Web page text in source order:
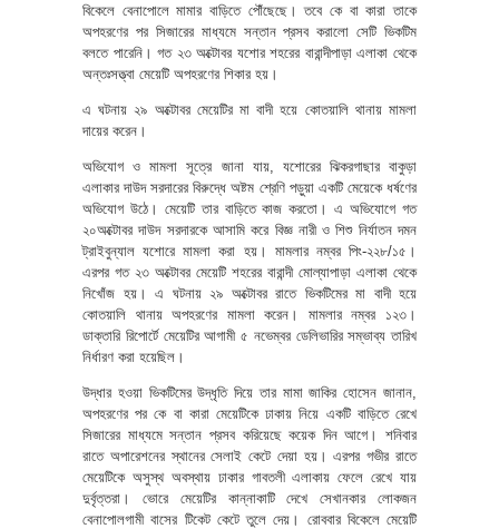
বিকেলে বেনাপোলে মামার বাড়িতে পৌঁছেছে। তবে কে বা কারা তাকে
অপহরণের পর সিজারের মাধ্যমে সন্তান প্রসব করালো সেটি ভিকটিম
বলতে পারেনি। গত ২৩ অক্টোবর যশোর শহরের বারান্দীপাড়া এলাকা থেকে
অন্তঃসত্ত্বা মেয়েটি অপহরণের শিকার হয়।
এ ঘটনায় ২৯ অক্টোবর মেয়েটির মা বাদী হয়ে কোতয়ালি থানায় মামলা
দায়ের করেন।
অভিযোগ ও মামলা সূত্রে জানা যায়, যশোরের ঝিকরগাছার বাকুড়া
এলাকার দাউদ সরদারের বিরুদ্ধে অষ্টম শ্রেণি পড়ুয়া একটি মেয়েকে ধর্ষণের
অভিযোগ উঠে। মেয়েটি তার বাড়িতে কাজ করতো। এ অভিযোগে গত
২০অক্টোবর দাউদ সরদারকে আসামি করে বিজ্ঞ নারী ও শিশু নির্যাতন দমন
ট্রাইবুন্যাল যশোরে মামলা করা হয়। মামলার নম্বর পিং-২২৮/১৫।
এরপর গত ২৩ অক্টোবর মেয়েটি শহরের বারান্দী মোল্যাপাড়া এলাকা থেকে
নিখোঁজ হয়। এ ঘটনায় ২৯ অক্টোবর রাতে ভিকটিমের মা বাদী হয়ে
কোতয়ালি থানায় অপহরণের মামলা করেন। মামলার নম্বর ১২৩।
ডাক্তারি রিপোর্টে মেয়েটির আগামী ৫ নভেম্বর ডেলিভারির সম্ভাব্য তারিখ
নির্ধারণ করা হয়েছিল।
উদ্ধার হওয়া ভিকটিমের উদ্ধৃতি দিয়ে তার মামা জাকির হোসেন জানান,
অপহরণের পর কে বা কারা মেয়েটিকে ঢাকায় নিয়ে একটি বাড়িতে রেখে
সিজারের মাধ্যমে সন্তান প্রসব করিয়েছে কয়েক দিন আগে। শনিবার
রাতে অপারেশনের স্থানের সেলাই কেটে দেয়া হয়। এরপর গভীর রাতে
মেয়েটিকে অসুস্থ অবস্থায় ঢাকার গাবতলী এলাকায় ফেলে রেখে যায়
দুর্বৃত্তরা। ভোরে মেয়েটির কান্নাকাটি দেখে সেখানকার লোকজন
বেনাপোলগামী বাসের টিকেট কেটে তুলে দেয়। রোববার বিকেলে মেয়েটি